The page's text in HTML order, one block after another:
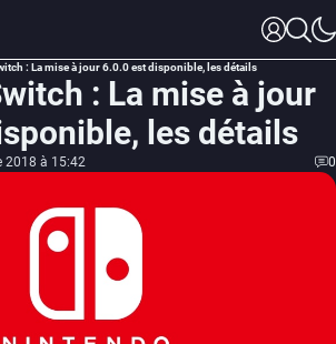
: La mise à jour 6.0.0 est disponible, les détails
: La mise à jour
les détails
2018 à 15:42 0